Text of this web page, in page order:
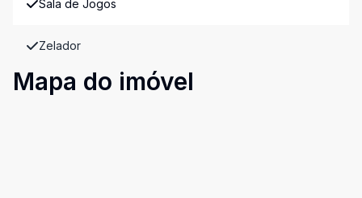
Sala de Jogos
Zelador
Mapa do imóvel